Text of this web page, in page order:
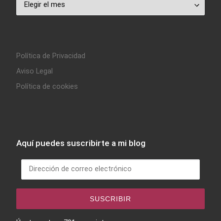
Política de Privacidad
Aviso Legal
Política de cookies
Aquí puedes suscribirte a mi blog
Dirección de correo electrónico
SUSCRIBIR